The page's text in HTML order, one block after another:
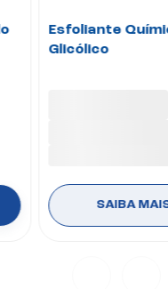
Esfoliante
Glicólico
SAIBA